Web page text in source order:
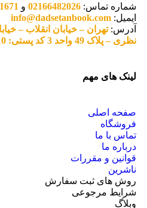
شماره تماس: 02166482026 و
ایمیل: info@dadsetanbook.com
آدرس:تهران – خیابان انقلاب –
نظری – پلاک 49 واحد 3 کد پستی: 1315686310
لینک های مهم
صفحه اصلی
فروشگاه
تماس با ما
درباره ما
قوانین و مقررات
ناشرین
روش های ثبت سفارش
شرایط مرجوعی
وبلاگ